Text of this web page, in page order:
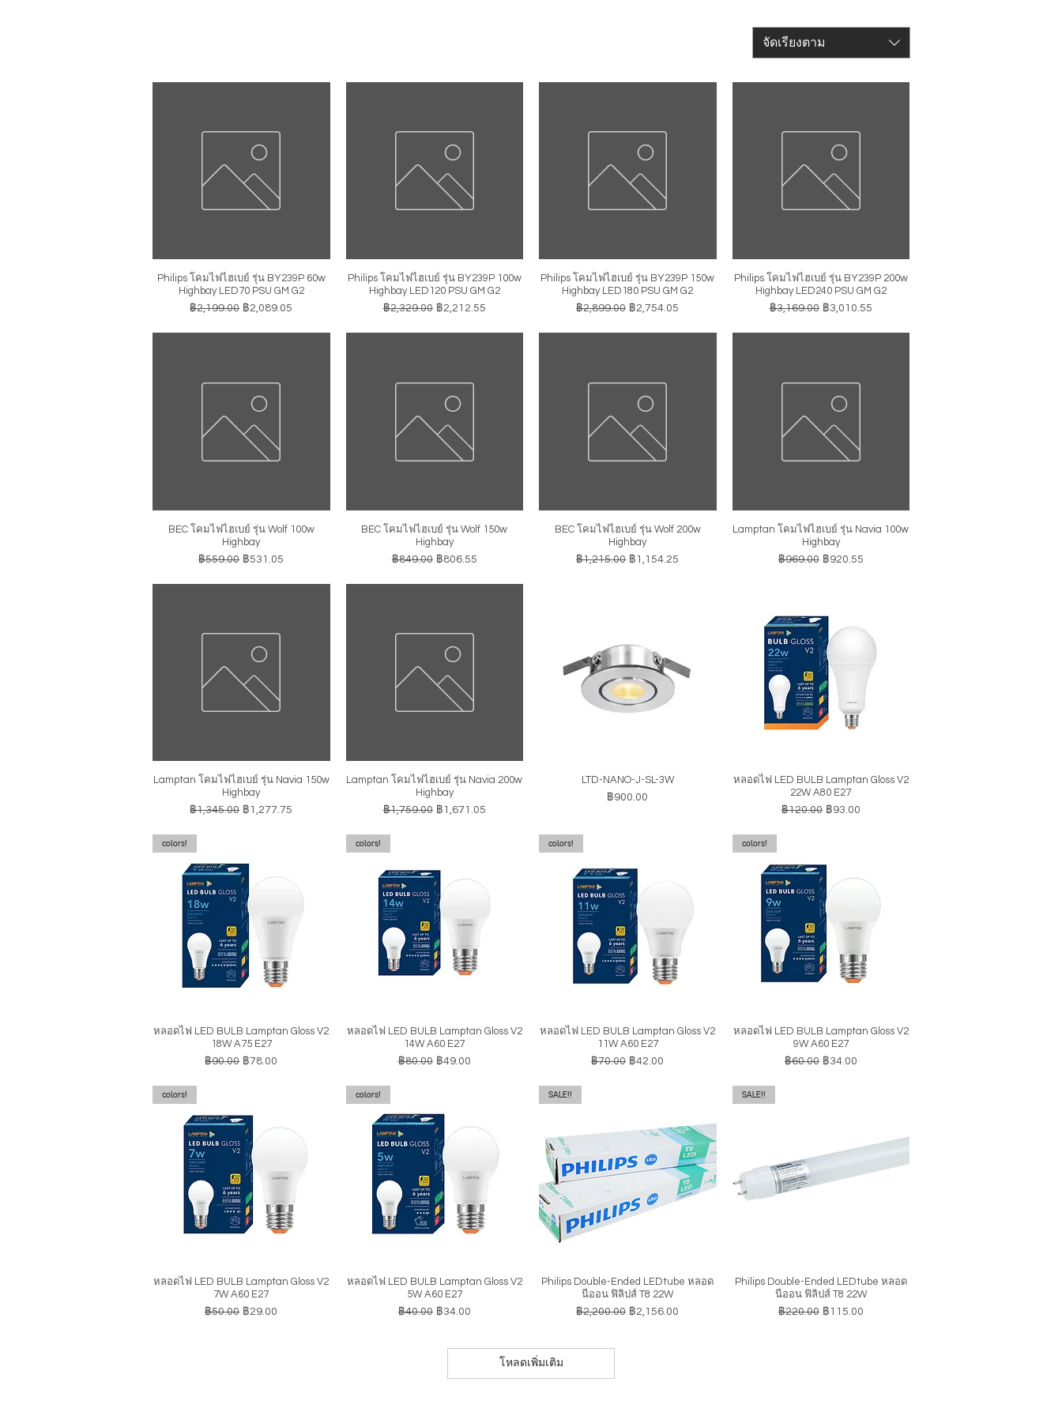
จัดเรียงตาม
ดูข้อมูลด่วน
Philips โคมไฟไฮเบย์ รุ่น BY239P 60w
Highbay LED70 PSU GM G2
ราคาปกติ
฿2,199.00 ราคาขายลด
฿2,089.05
ดูข้อมูลด่วน
Philips โคมไฟไฮเบย์ รุ่น BY239P 100w
Highbay LED120 PSU GM G2
ราคาปกติ
฿2,329.00 ราคาขายลด
฿2,212.55
ดูข้อมูลด่วน
Philips โคมไฟไฮเบย์ รุ่น BY239P 150w
Highbay LED180 PSU GM G2
ราคาปกติ
฿2,899.00 ราคาขายลด
฿2,754.05
ดูข้อมูลด่วน
Philips โคมไฟไฮเบย์ รุ่น BY239P 200w
Highbay LED240 PSU GM G2
ราคาปกติ
฿3,169.00 ราคาขายลด
฿3,010.55
ดูข้อมูลด่วน
BEC โคมไฟไฮเบย์ รุ่น Wolf 100w
Highbay
ราคาปกติ
฿559.00 ราคาขายลด
฿531.05
ดูข้อมูลด่วน
BEC โคมไฟไฮเบย์ รุ่น Wolf 150w
Highbay
ราคาปกติ
฿849.00 ราคาขายลด
฿806.55
ดูข้อมูลด่วน
BEC โคมไฟไฮเบย์ รุ่น Wolf 200w
Highbay
ราคาปกติ
฿1,215.00 ราคาขายลด
฿1,154.25
ดูข้อมูลด่วน
Lamptan โคมไฟไฮเบย์ รุ่น Navia 100w
Highbay
ราคาปกติ
฿969.00 ราคาขายลด
฿920.55
ดูข้อมูลด่วน
Lamptan โคมไฟไฮเบย์ รุ่น Navia 150w
Highbay
ราคาปกติ
฿1,345.00 ราคาขายลด
฿1,277.75
ดูข้อมูลด่วน
Lamptan โคมไฟไฮเบย์ รุ่น Navia 200w
Highbay
ราคาปกติ
฿1,759.00 ราคาขายลด
฿1,671.05
ดูข้อมูลด่วน
LTD-NANO-J-SL-3W
ราคา
฿900.00
ดูข้อมูลด่วน
หลอดไฟ LED BULB Lamptan Gloss V2
22W A80 E27
ราคาปกติ
฿120.00 ราคาขายลด
฿93.00
ดูข้อมูลด่วน
colors!
หลอดไฟ LED BULB Lamptan Gloss V2
18W A75 E27
ราคาปกติ
฿90.00 ราคาขายลด
฿78.00
ดูข้อมูลด่วน
colors!
หลอดไฟ LED BULB Lamptan Gloss V2
14W A60 E27
ราคาปกติ
฿80.00 ราคาขายลด
฿49.00
ดูข้อมูลด่วน
colors!
หลอดไฟ LED BULB Lamptan Gloss V2
11W A60 E27
ราคาปกติ
฿70.00 ราคาขายลด
฿42.00
ดูข้อมูลด่วน
colors!
หลอดไฟ LED BULB Lamptan Gloss V2
9W A60 E27
ราคาปกติ
฿60.00 ราคาขายลด
฿34.00
ดูข้อมูลด่วน
colors!
หลอดไฟ LED BULB Lamptan Gloss V2
7W A60 E27
ราคาปกติ
฿50.00 ราคาขายลด
฿29.00
ดูข้อมูลด่วน
colors!
หลอดไฟ LED BULB Lamptan Gloss V2
5W A60 E27
ราคาปกติ
฿40.00 ราคาขายลด
฿34.00
ดูข้อมูลด่วน
SALE!!
Philips Double-Ended LEDtube หลอด
นีออน ฟิลิปส์ T8 22W
ราคาปกติ
฿2,200.00 ราคาขายลด
฿2,156.00
ดูข้อมูลด่วน
SALE!!
Philips Double-Ended LEDtube หลอด
นีออน ฟิลิปส์ T8 22W
ราคาปกติ
฿220.00 ราคาขายลด
฿115.00
โหลดเพิ่มเติม